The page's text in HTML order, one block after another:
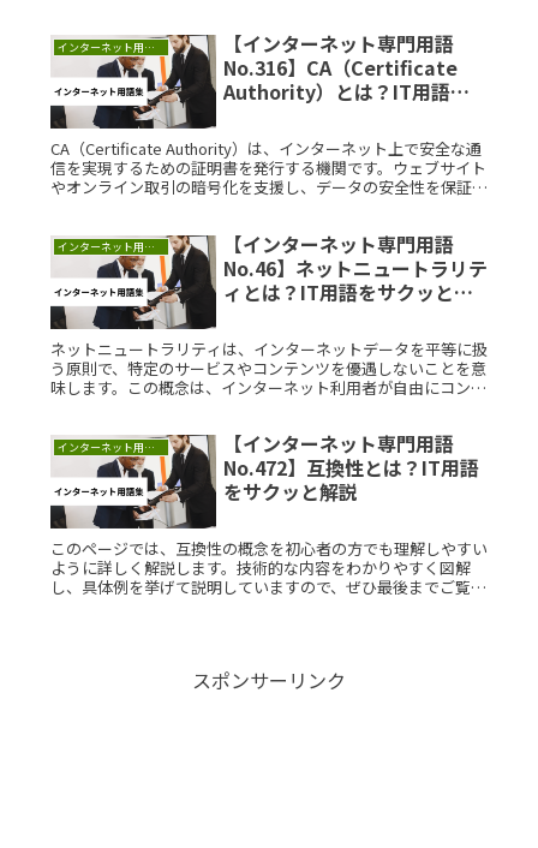
インターネット用語集
【インターネット専門用語
No.316】CA（Certificate
Authority）とは？IT用語を
CA（Certificate Authority）は、インターネット上で安全な通
信を実現するための証明書を発行する機関です。ウェブサイト
やオンライン取引の暗号化を支援し、データの安全性を保証し
することで、オンラインでの信頼性と安全性が確保されます。
インターネット用語集
【インターネット専門用語
No.46】ネットニュートラリテ
ィとは？IT用語をサクッと解
ネットニュートラリティは、インターネットデータを平等に扱
う原則で、特定のサービスやコンテンツを優遇しないことを意
味します。この概念は、インターネット利用者が自由にコンテ
す。ネットニュートラリティを守ることで、公平なインターネ
ット環境が確保されます。
インターネット用語集
【インターネット専門用語
No.472】互換性とは？IT用語
をサクッと解説
このページでは、互換性の概念を初心者の方でも理解しやすい
ように詳しく解説します。技術的な内容をわかりやすく図解
し、具体例を挙げて説明していますので、ぜひ最後までご覧く
スポンサーリンク